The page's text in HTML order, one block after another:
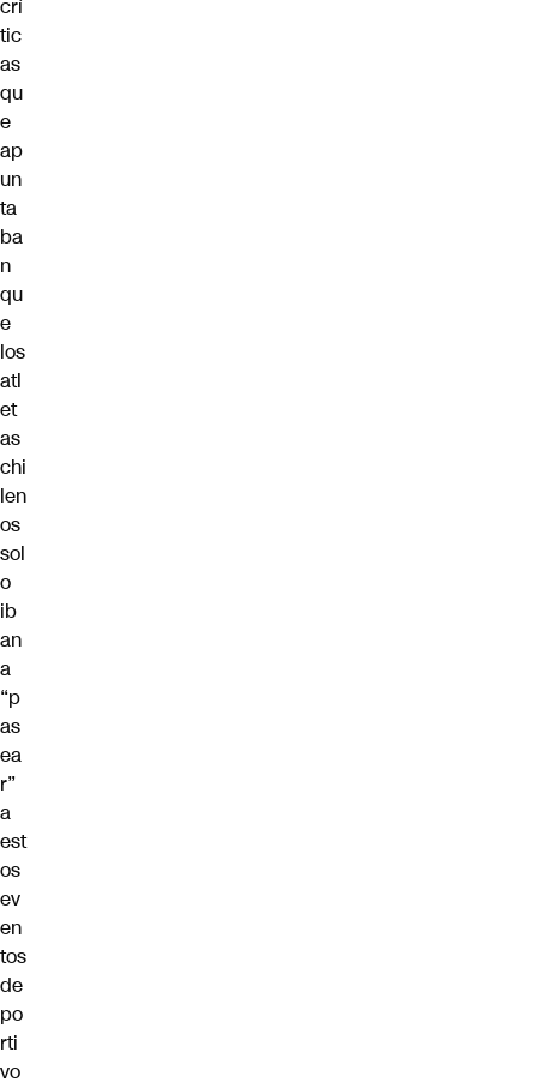
crí
tic
as
qu
e
ap
un
ta
ba
n
qu
e
los
atl
et
as
chi
len
os
sol
o
ib
an
a
“p
as
ea
r”
a
est
os
ev
en
tos
de
po
rti
vo